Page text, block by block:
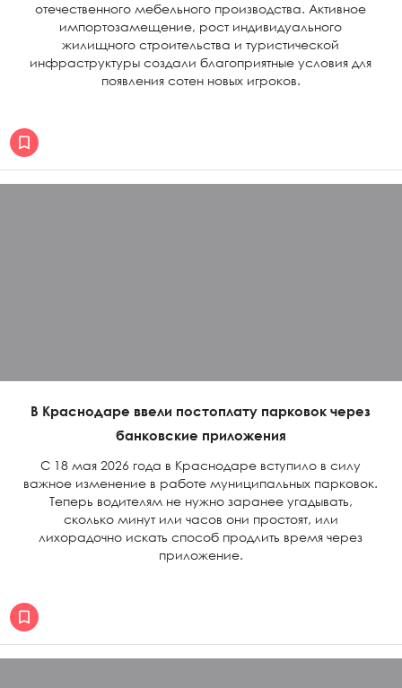
отечественного мебельного производства. Активное
импортозамещение, рост индивидуального
жилищного строительства и туристической
инфраструктуры создали благоприятные условия для
появления сотен новых игроков.
В Краснодаре ввели постоплату парковок через
банковские приложения
С 18 мая 2026 года в Краснодаре вступило в силу
важное изменение в работе муниципальных парковок.
Теперь водителям не нужно заранее угадывать,
сколько минут или часов они простоят, или
лихорадочно искать способ продлить время через
приложение.